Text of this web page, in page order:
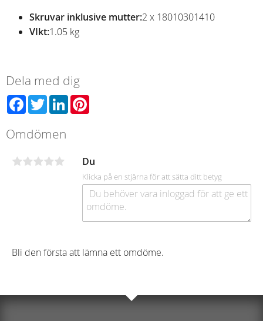
Skruvar inklusive mutter:2 x 18010301410
VIkt:1.05 kg
Dela med dig
Facebook
TwitterLinkedIn
Omdömen
Du
Klicka på en stjärna för att sätta ditt betyg
Bli den första att lämna ett omdöme.